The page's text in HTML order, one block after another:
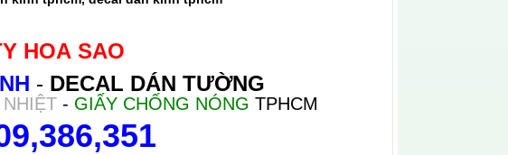
HOA SAO
- DECAL DÁN TƯỜNG
- GIẤY CHỐNG NÓNG TPHCM